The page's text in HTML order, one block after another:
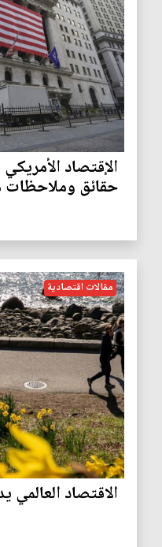
الإقتصاد
حقائق وملاحظات
مقالات اقتصادية
الاقتصاد